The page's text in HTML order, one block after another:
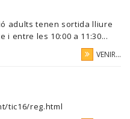
adults tenen sortida lliure
i entre les 10:00 a 11:30...
VENIR...
tic16/reg.html